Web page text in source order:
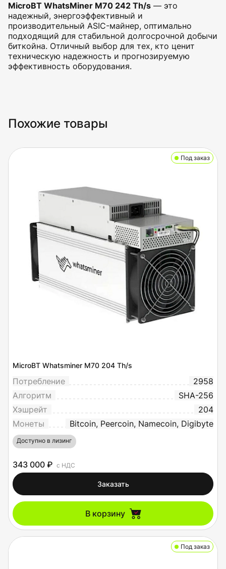
MicroBT WhatsMiner M70 242 Th/s — это
надежный, энергоэффективный и
производительный ASIC-майнер, оптимально
подходящий для стабильной долгосрочной добычи
биткойна. Отличный выбор для тех, кто ценит
техническую надежность и прогнозируемую
эффективность оборудования.
Похожие товары
Под заказ
MicroBT Whatsminer M70 204 Th/s
Потребление
2958
Алгоритм
SHA-256
Хэшрейт
204
Монеты
Bitcoin, Peercoin, Namecoin, Digibyte
Доступно в лизинг
343 000 ₽ с НДС
Заказать
В корзину
Под заказ